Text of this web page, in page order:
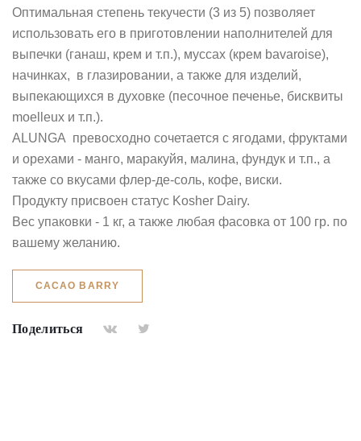
Оптимальная степень текучести (3 из 5) позволяет
использовать его в приготовлении наполнителей для
выпечки (ганаш, крем и т.п.), муссах (крем bavaroise),
начинках, в глазировании, а также для изделий,
выпекающихся в духовке (песочное печенье, бисквиты
moelleux и т.п.).
ALUNGA превосходно сочетается с ягодами, фруктами
и орехами - манго, маракуйя, малина, фундук и т.п., а
также со вкусами флер-де-соль, кофе, виски.
Продукту присвоен статус Kosher Dairy.
Вес упаковки - 1 кг, а также любая фасовка от 100 гр. по
вашему желанию.
CACAO BARRY
Поделиться